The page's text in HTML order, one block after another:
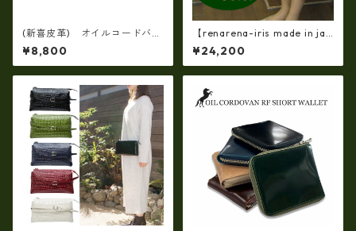
(新喜皮革) オイルコードバン
製 スマートキーミニケー
ス 日本製 tt-0424
¥8,800
【renarena-iris made in jap
an】【日本製】（6・color)牛
革製品・エナメルクロコ・パ
ーティバッグ ir-663
¥24,200